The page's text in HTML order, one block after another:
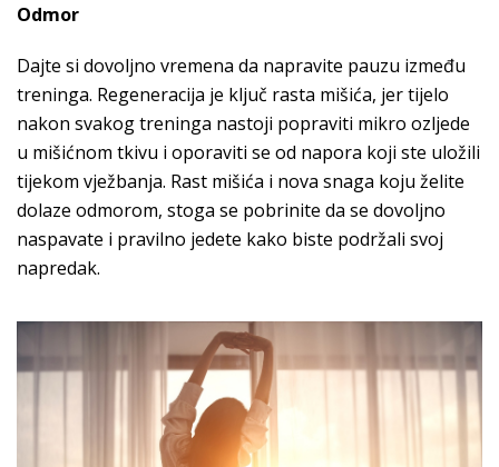
Odmor
Dajte si dovoljno vremena da napravite pauzu između
treninga. Regeneracija je ključ rasta mišića, jer tijelo
nakon svakog treninga nastoji popraviti mikro ozljede
u mišićnom tkivu i oporaviti se od napora koji ste uložili
tijekom vježbanja. Rast mišića i nova snaga koju želite
dolaze odmorom, stoga se pobrinite da se dovoljno
naspavate i pravilno jedete kako biste podržali svoj
napredak.